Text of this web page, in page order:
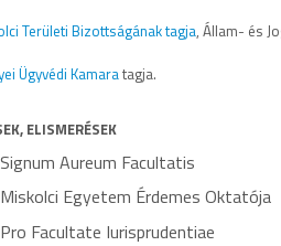
Területi Bizottságának tagja, Állam- és
Ügyvédi Kamaratagja.
ELISMERÉSEK
Aureum Facultatis
Egyetem Érdemes Oktatója
Iurisprudentiae